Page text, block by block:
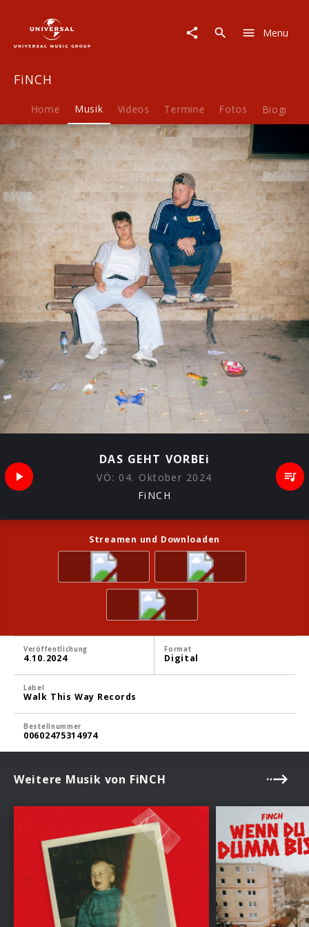
GEHT
Menu
FiNCH
Home Musik Videos Termine Fotos Biografie
DAS GEHT VORBEi
VÖ: 04. Oktober 2024
FiNCH
Streamen und Downloaden
Veröffentlichung
4.10.2024
Format
Digital
Label
Walk This Way Records
Bestellnummer
00602475314974
Weitere Musik von FiNCH